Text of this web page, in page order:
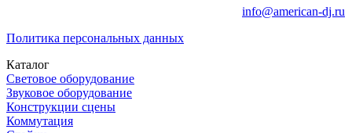
info@american-dj.ru
Политика персональных данных
Каталог
Световое оборудование
Звуковое оборудование
Конструкции сцены
Коммутация